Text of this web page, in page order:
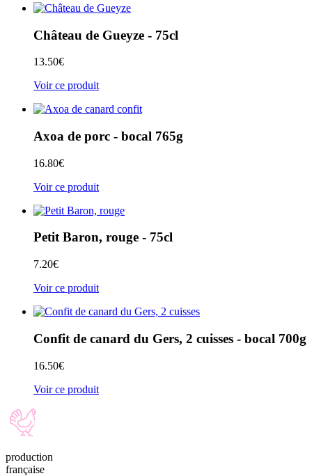
Château de Gueyze - 75cl
13.50€
Voir ce produit
Axoa de porc - bocal 765g
16.80€
Voir ce produit
Petit Baron, rouge - 75cl
7.20€
Voir ce produit
Confit de canard du Gers, 2 cuisses - bocal 700g
16.50€
Voir ce produit
production
française